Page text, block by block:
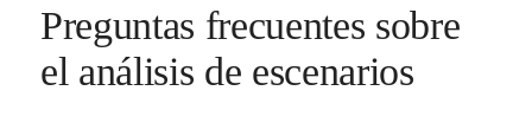
Preguntas frecuentes sobre
el análisis de escenarios